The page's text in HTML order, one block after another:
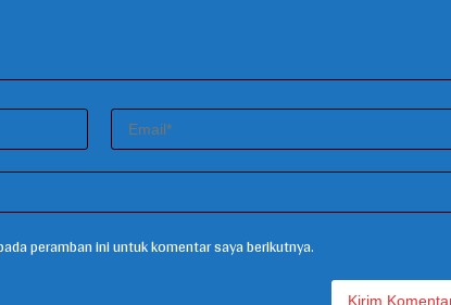
peramban ini untuk komentar saya berikutnya.